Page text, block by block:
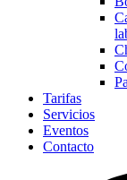
Tarifas
Servicios
Eventos
Contacto